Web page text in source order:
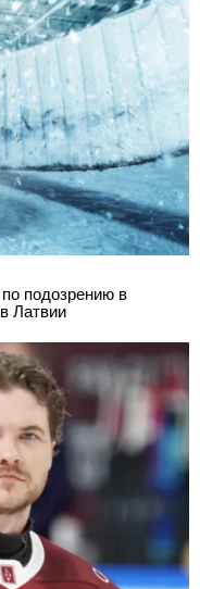
по подозрению в
Латвии